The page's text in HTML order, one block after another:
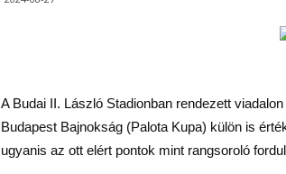
A Budai II. László Stadionban rendezett
Budapest Bajnokság (Palota Kupa) külön is
ugyanis az ott elért pontok mint rangsoroló